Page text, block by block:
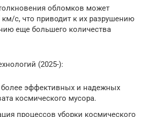
обломков может
км/с, что приводит к их разрушению
еще большего количества
(2025-):
более эффективных и надежных
космического мусора.
процессов уборки космического